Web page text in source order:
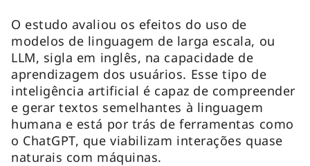
O estudo avaliou os efeitos do uso de
modelos de linguagem de larga escala, ou
LLM, sigla em inglês, na capacidade de
aprendizagem dos usuários. Esse tipo de
inteligência artificial é capaz de compreender
e gerar textos semelhantes à linguagem
humana e está por trás de ferramentas como
o ChatGPT, que viabilizam interações quase
naturais com máquinas.